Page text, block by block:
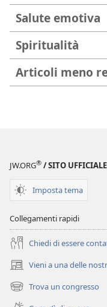
Salute emotiva
Spiritualità
Articoli meno
JW.ORG® / SITO
Imposta tema
Collegamenti rapidi
Chiedi di essere
Vieni a una delle
(apre
una
nuova
finestra)
Trova un congresso
(apre
una